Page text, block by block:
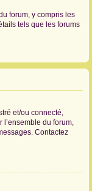
forum, y compris les
tels que les forums
et/ou connecté,
l’ensemble du forum,
Contactez